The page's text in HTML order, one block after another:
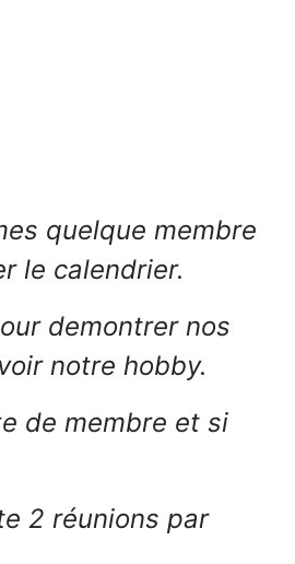
quelque membre
le calendrier.
demontrer nos
notre hobby.
de membre et si
2 réunions par